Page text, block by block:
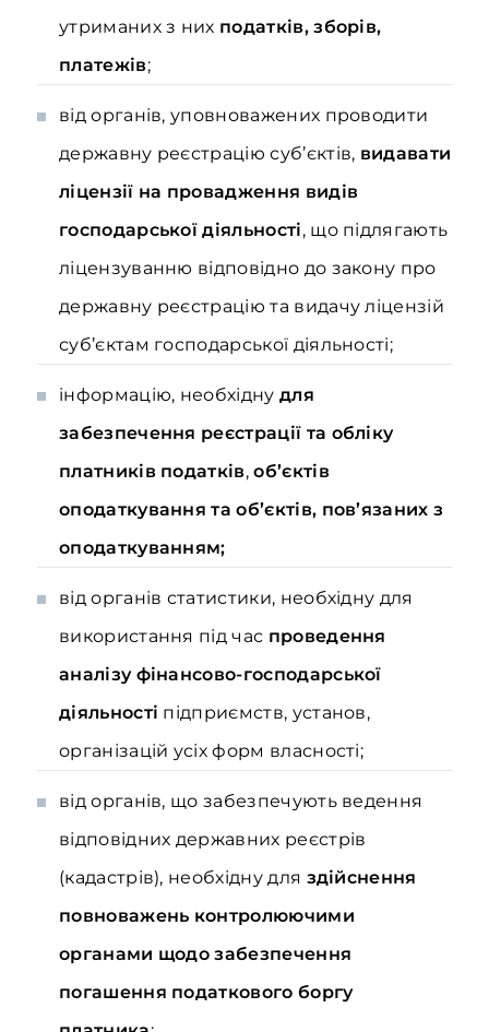
утриманих з них податків, зборів,
платежів;
від органів, уповноважених проводити
державну реєстрацію суб’єктів, видавати
ліцензії на провадження видів
господарської діяльності, що підлягають
ліцензуванню відповідно до закону про
державну реєстрацію та видачу ліцензій
суб’єктам господарської діяльності;
інформацію, необхідну для
забезпечення реєстрації та обліку
платників податків,об’єктів
оподаткування та об’єктів, пов’язаних з
оподаткуванням;
від органів статистики, необхідну для
використання під час проведення
аналізу фінансово-господарської
діяльності підприємств, установ,
організацій усіх форм власності;
від органів, що забезпечують ведення
відповідних державних реєстрів
(кадастрів), необхідну для здійснення
повноважень контролюючими
органами щодо забезпечення
погашення податкового боргу